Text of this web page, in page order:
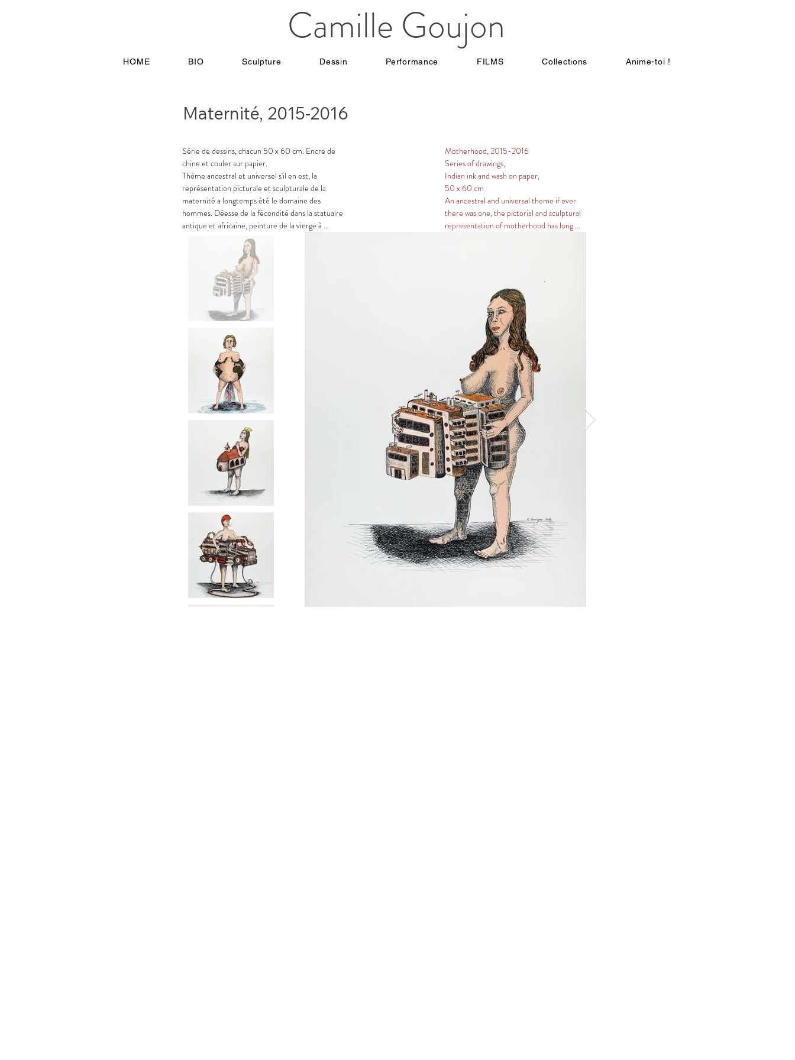
Camille Goujon
HOME BIO Sculpture Dessin Performance FILMS Collections Anime-toi !
Maternité, 2015-2016
​​Série de dessins, chacun 50 x 60 cm. Encre de
chine et couler sur papier.
​Thème ancestral et universel s'il en est, la
représentation picturale et sculpturale de la
maternité a longtemps été le domaine des
hommes. Déesse de la fécondité dans la statuaire
antique et africaine, peinture de la vierge à
l'enfant... les représentations de femmes
enceintes, allaitante ou mère ne manquent pas
dans l'histoire de l'art antique, classique et
moderne.Il  est plus rare de voir des mères
artistes aborder ce thème pourtant essentiel dans
la vie d'une femme. Paradoxalement, traité par
une artiste, la maternité reste un sujet tabou ou
dévalorisé.
Expérience de l'intime s'il en est, la question de la
maternité est toujours brulante d'actualité, enjeu
important du politique, tant sur la question de la
condition féminine que sur la reproduction
médicalement assisté…
J'ai vécu ma grossesse comme une résidence
d'artiste en mon propre corps. Procréation et
création se sont intimement mêlées.
Loin de m'éloigner de ma démarche artistique
antérieur, cette naissance a révélé l'essence de
tous les travaux précédents. Le désir de
maternité, auparavant inconscient et sublimé, est
aujourd'hui révélé et assumé.
Pourtant la problématique de la maternité était
déjà clairement inscrite dans tous ses sens:
érotisme, origine du monde, matrice, fécondation,
reproduction, corps métamorphosé.
Motherhood, 2015-2016
Series of drawings,
Indian ink and wash on paper,
50 x 60 cm
An ancestral and universal theme if ever
there was one, the pictorial and sculptural
representation of motherhood has long
pregnant women, nursing mothers, or
mothers in ancient, classical, and modern
art history. It is rarer to see mothers who
are artists address this theme, which is
nevertheless essential in a woman's life.
Paradoxically, when treated by a female
artist, motherhood remains a taboo or
devalued subject. An intimate experience
if ever there was one, the question of
motherhood is still a hot topic, an
important political issue, both in terms of
the status of women and medically assisted
reproduction...
I experienced my pregnancy as an artist's
residency in my own body. Procreation and
creation were intimately intertwined.
Far from distancing me from my previous
artistic approach, this birth revealed the
essence of all my previous work. The desire
for motherhood, previously unconscious
and sublimated, is now revealed and
embraced. Yet the issue of motherhood
was already clearly inscribed in all its
meanings: eroticism, origin of the world,